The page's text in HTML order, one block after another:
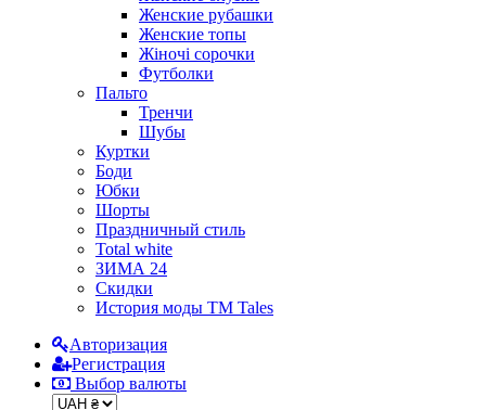
Женские рубашки
Женские топы
Жіночі сорочки
Футболки
Пальто
Тренчи
Шубы
Куртки
Боди
Юбки
Шорты
Праздничный стиль
Total white
ЗИМА 24
Скидки
История моды ТМ Tales
Авторизация
Регистрация
Выбор валюты